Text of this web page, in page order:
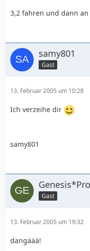
3,2 fahren und dann
samy801
Gast
13. Februar 2005 um 10:28
Ich verzeihe dir
samy801
Gast
13. Februar 2005 um 19:32
dangäää!